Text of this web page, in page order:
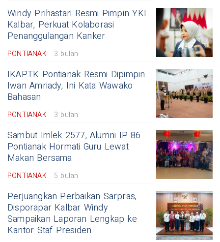
Windy Prihastari Resmi Pimpin YKI
Kalbar, Perkuat Kolaborasi
Penanggulangan Kanker
PONTIANAK 3 bulan
IKAPTK Pontianak Resmi Dipimpin
Iwan Amriady, Ini Kata Wawako
Bahasan
PONTIANAK 3 bulan
Sambut Imlek 2577, Alumni IP 86
Pontianak Hormati Guru Lewat
Makan Bersama
PONTIANAK 5 bulan
Perjuangkan Perbaikan Sarpras,
Disporapar Kalbar Windy
Sampaikan Laporan Lengkap ke
Kantor Staf Presiden